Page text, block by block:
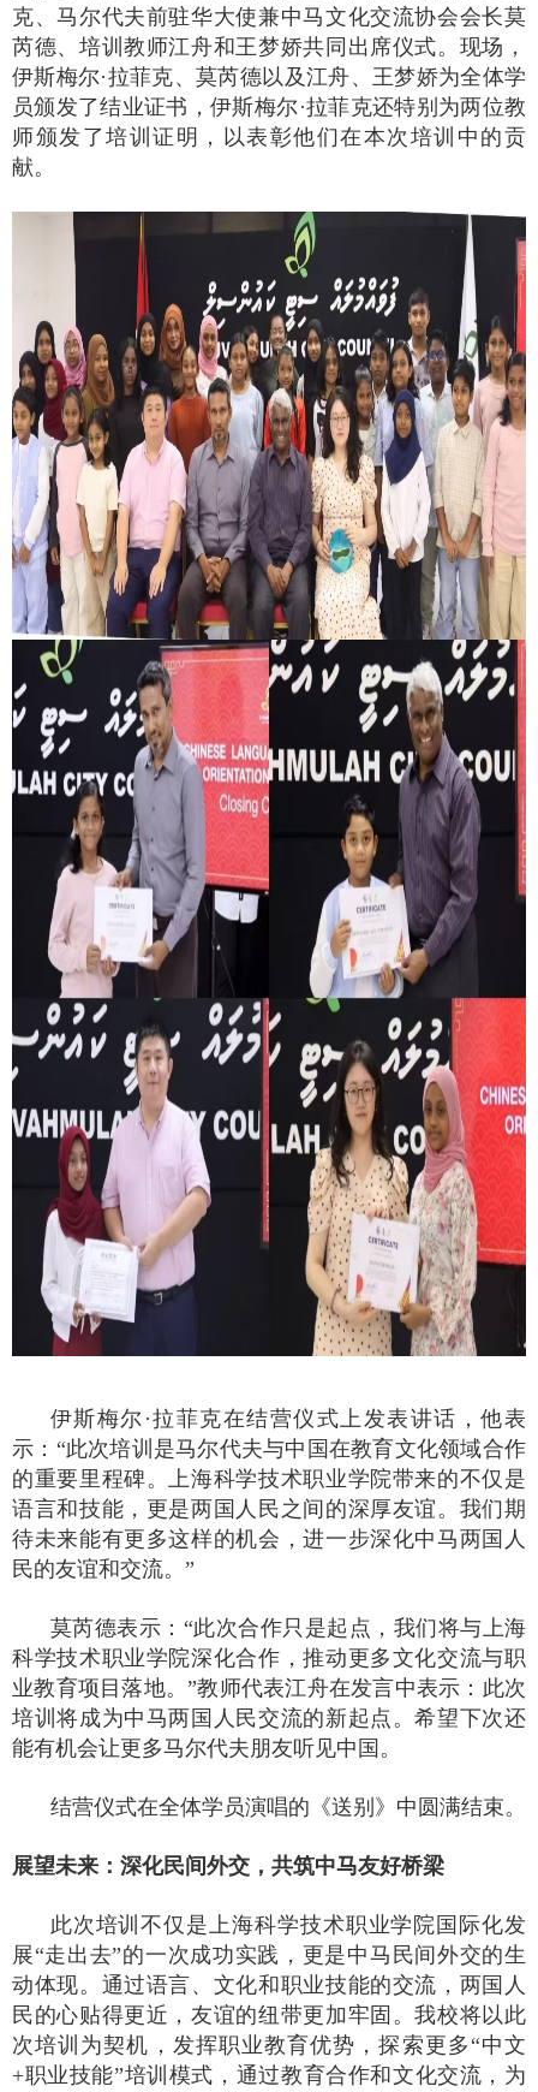
克、马尔代夫前驻华大使兼中马文化交流协会会长莫
芮德、培训教师江舟和王梦娇共同出席仪式。现场，
伊斯梅尔·拉菲克、莫芮德以及江舟、王梦娇为全体学
员颁发了结业证书，伊斯梅尔·拉菲克还特别为两位教
师颁发了培训证明，以表彰他们在本次培训中的贡
献。
伊斯梅尔 ·拉菲克在结营仪式上发表讲话，他表
示：“此次培训是马尔代夫与中国在教育文化领域合作
的重要里程碑。上海科学技术职业学院带来的不仅是
语言和技能，更是两国人民之间的深厚友谊。我们期
待未来能有更多这样的机会，进一步深化中马两国人
民的友谊和交流。”
莫芮德表示：“此次合作只是起点，我们将与上海
科学技术职业学院深化合作，推动更多文化交流与职
业教育项目落地。”教师代表江舟在发言中表示：此次
培训将成为中马两国人民交流的新起点。希望下次还
能有机会让更多马尔代夫朋友听见中国。
结营仪式在全体学员演唱的《送别》中圆满结束。
展望未来：深化民间外交，共筑中马友好桥梁
此次培训不仅是上海科学技术职业学院国际化发
展“走出去”的一次成功实践，更是中马民间外交的生
动体现。通过语言、文化和职业技能的交流，两国人
民的心贴得更近，友谊的纽带更加牢固。我校将以此
次培训为契机，发挥职业教育优势，探索更多“中文
+职业技能”培训模式，通过教育合作和文化交流，为